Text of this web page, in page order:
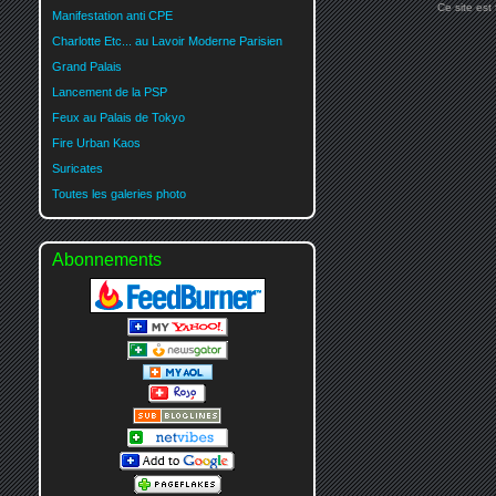
Manifestation anti CPE
Charlotte Etc... au Lavoir Moderne Parisien
Grand Palais
Lancement de la PSP
Feux au Palais de Tokyo
Fire Urban Kaos
Suricates
Toutes les galeries photo
Abonnements
Ce site est